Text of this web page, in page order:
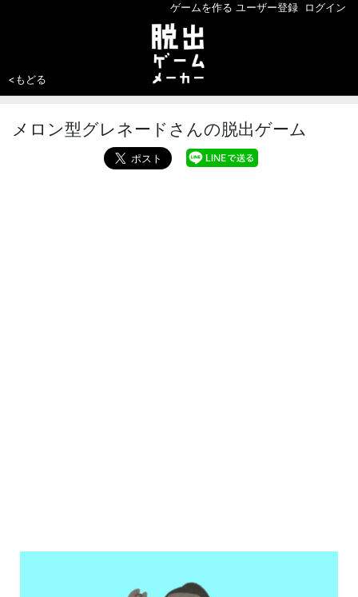
ゲームを作る ユーザー登録 ログイン
<もどる
メロン型グレネードさんの脱出ゲーム